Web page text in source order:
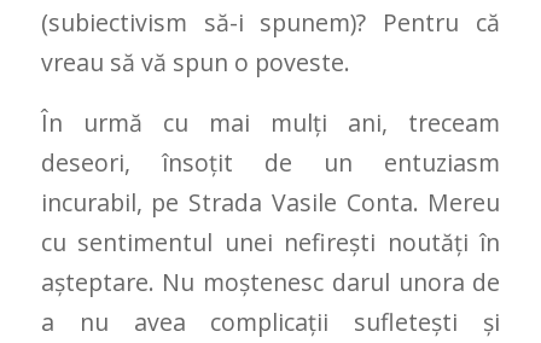
(subiectivism să-i spunem)? Pentru că
vreau să vă spun o poveste.
În urmă cu mai mulți ani, treceam
deseori, însoțit de un entuziasm
incurabil, pe Strada Vasile Conta. Mereu
cu sentimentul unei nefirești noutăți în
așteptare. Nu moștenesc darul unora de
a nu avea complicații sufletești și